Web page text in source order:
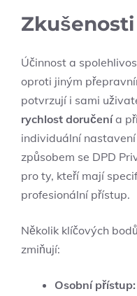
Účinnost a
oproti jiným
potvrzují i sami
rychlost doručenía
individuální
způsobem se DPD
pro ty, kteří mají
profesionální přístup.
Několik klíčových
zmiňují:
Osobní přístup: